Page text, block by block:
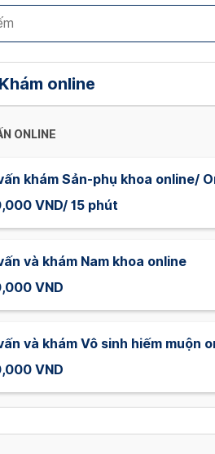
Khám online
ONLINE
khám Sản-phụ khoa online/
VND/ 15 phút
và khám Nam khoa online
VND
và khám Vô sinh hiếm muộn
VND